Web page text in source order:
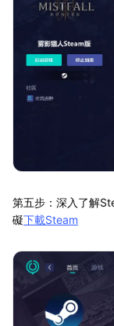
第五步：深入了解
礙下載Steam